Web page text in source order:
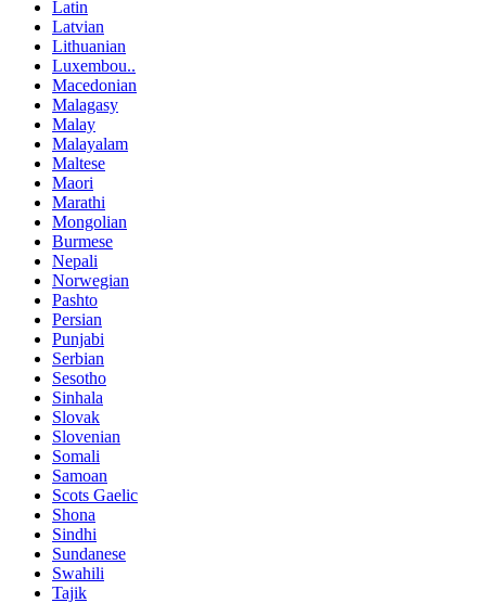
Latin
Latvian
Lithuanian
Luxembou..
Macedonian
Malagasy
Malay
Malayalam
Maltese
Maori
Marathi
Mongolian
Burmese
Nepali
Norwegian
Pashto
Persian
Punjabi
Serbian
Sesotho
Sinhala
Slovak
Slovenian
Somali
Samoan
Scots Gaelic
Shona
Sindhi
Sundanese
Swahili
Tajik